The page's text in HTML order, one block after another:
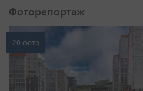
Фоторепортаж
20 фото